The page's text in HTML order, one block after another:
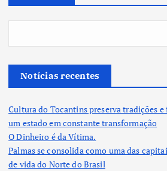
Notícias recentes
Cultura do Tocantins preserva tradições
um estado em constante transformação
O Dinheiro é da Vítima.
Palmas se consolida como uma das
de vida do Norte do Brasil